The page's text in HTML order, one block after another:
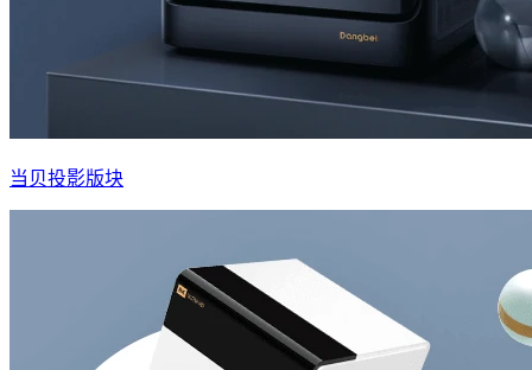
当贝投影版块